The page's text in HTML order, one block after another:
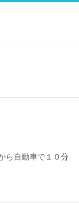
ら自動車で１０分